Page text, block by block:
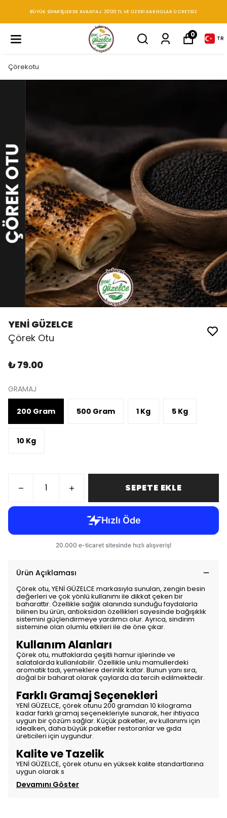
BÜYÜK SIPARIŞLERDE AVANTAJ: 2000 TL VE ÜZERI KARGOLAR ÜCRETSIZ
0 TR
Çörekotu
YENİ GÜZELCE
Çörek Otu
₺ 79.00
GRAMAJ
200 Gram 500 Gram 1 Kg 5 Kg
10 Kg
SEPETE EKLE
Ürün Açıklaması
Çörek otu, YENİ GÜZELCE markasıyla sunulan, zengin besin
değerleri ve çok yönlü kullanımı ile dikkat çeken bir
baharattır. Özellikle sağlık alanında sunduğu faydalarla
bilinen bu ürün, antioksidan özellikleri sayesinde bağışıklık
sistemini güçlendirmeye yardımcı olur. Ayrıca, sindirim
sistemine olan olumlu etkileri ile de öne çıkar.
Kullanım Alanları
Çörek otu, mutfaklarda çeşitli hamur işlerinde ve
salatalarda kullanılabilir. Özellikle unlu mamullerdeki
aromatik tadı, yemeklere derinlik katar. Bunun yanı sıra,
doğal bir baharat olarak çaylarda da tercih edilmektedir.
Farklı Gramaj Seçenekleri
YENİ GÜZELCE, çörek otunu 200 gramdan 10 kilograma
kadar farklı gramaj seçenekleriyle sunarak, her ihtiyaca
uygun bir çözüm sağlar. Küçük paketler, ev kullanımı için
idealken, daha büyük paketler restoranlar ve gıda
üreticileri için uygundur.
Kalite ve Tazelik
YENİ GÜZELCE, çörek otunu en yüksek kalite standartlarına
uygun olarak s
Devamını Göster